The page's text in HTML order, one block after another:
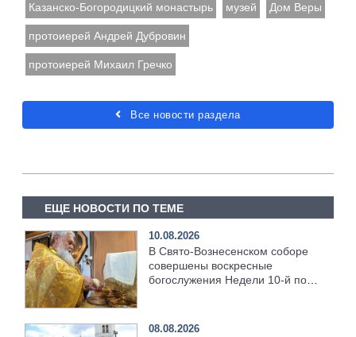
Казанско-Богородицкий монастырь музей Дом Веры
протоиерей Андрей Дубровин
протоиерей Михаил Гречко
Все новости раздела
ЕЩЕ НОВОСТИ ПО ТЕМЕ
10.08.2026
В Свято‑Вознесенском соборе
совершены воскресные
богослужения Недели 10‑й по
08.08.2026